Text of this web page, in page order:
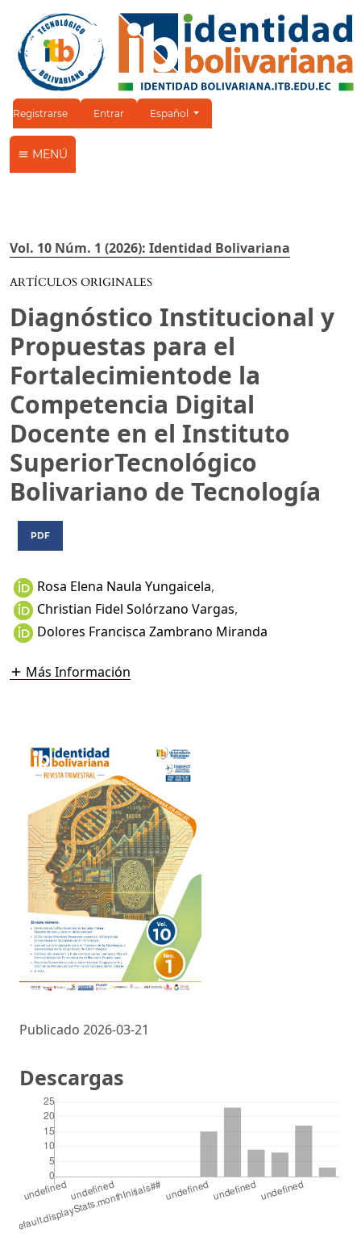
Registrarse Entrar Cambiar el idioma. El idioma actual es:
Español
MENÚ
Vol. 10 Núm. 1 (2026): Identidad Bolivariana
ARTÍCULOS ORIGINALES
Diagnóstico Institucional y
Propuestas para el
Fortalecimientode la
Competencia Digital
Docente en el Instituto
SuperiorTecnológico
Bolivariano de Tecnología
PDF
Rosa Elena Naula Yungaicela,
Christian Fidel Solórzano Vargas,
Dolores Francisca Zambrano Miranda
Más Información
Publicado 2026-03-21
Descargas